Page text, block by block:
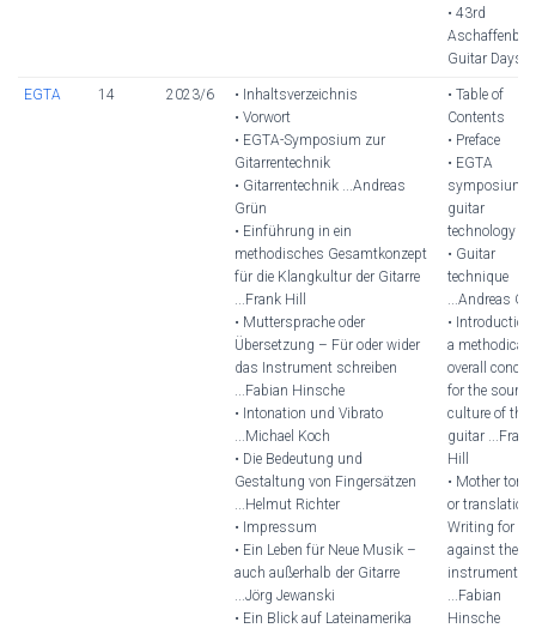
• 43rd
Guitar Days
EGTA 14 2023/6
• Inhaltsverzeichnis
• Vorwort
• EGTA-Symposium zur
Gitarrentechnik
• Gitarrentechnik ...Andreas
Grün
• Einführung in ein
methodisches Gesamtkonzept
für die Klangkultur der Gitarre
...Frank Hill
• Muttersprache oder
Übersetzung – Für oder wider
das Instrument schreiben
...Fabian Hinsche
• Intonation und Vibrato
...Michael Koch
• Die Bedeutung und
Gestaltung von Fingersätzen
...Helmut Richter
• Impressum
• Ein Leben für Neue Musik –
auch außerhalb der Gitarre
...Jörg Jewanski
• Ein Blick auf Lateinamerika
• Table of
Contents
• Preface
• EGTA
symposium
guitar
technology
• Guitar
technique
...Andreas
• Introduction
a methodical
overall
for the sound
culture of the
guitar ...Frank
Hill
• Mother
or translation
Writing for or
against the
instrument
...Fabian
Hinsche